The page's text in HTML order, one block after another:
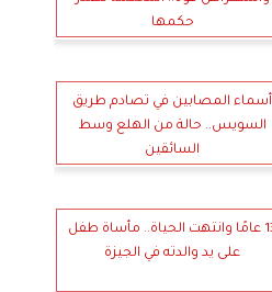
حكمها
أسماء المصابين في تصادم طريق
السويس.. حالة من الهلع وسط
السائقين
13 عامًا وانتهت الحياة.. مأساة طفل
على يد والدته في الجيزة